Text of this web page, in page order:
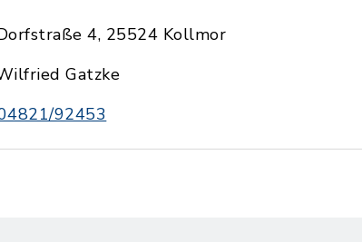
4, 25524 Kollmor
Gatzke
92453